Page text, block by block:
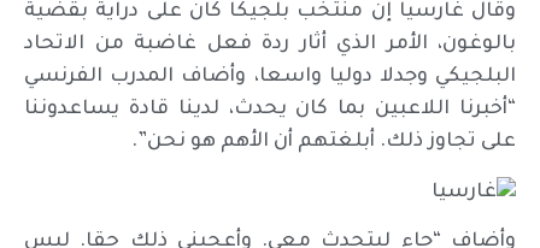
وقال غارسيا إن منتخب بلجيكا كان على دراية بقضية
بالوغون، الأمر الذي أثار ردة فعل غاضبة من الاتحاد
البلجيكي وجدلا دوليا واسعا، وأضاف المدرب الفرنسي
“أخبرنا اللاعبين بما كان يحدث، لدينا قادة يساعدوننا
على تجاوز ذلك. أبلغتهم أن الأهم هو نحن”.
وأضاف “جاء ليتحدث معي. وأعجبني ذلك حقا. ليس